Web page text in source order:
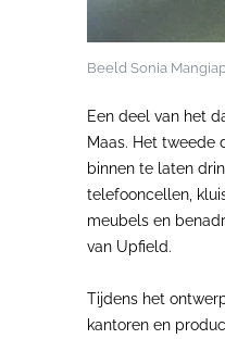
Beeld Sonia
Een deel van het
Maas. Het
binnen te laten
telefooncellen,
meubels en
van Upfield.
Tijdens het
kantoren en